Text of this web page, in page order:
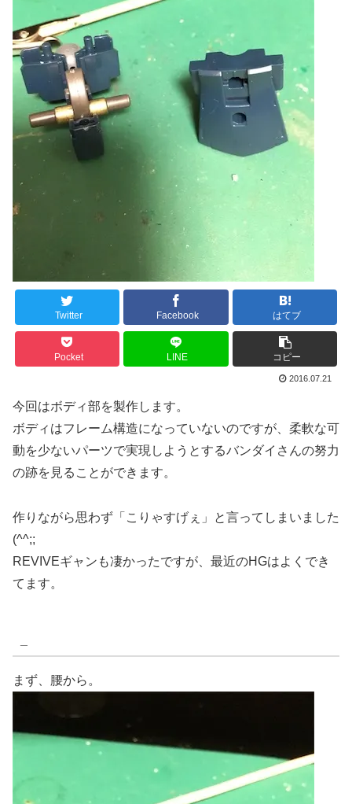
Twitter Facebook はてブ
Pocket LINE コピー
2016.07.21
今回はボディ部を製作します。
ボディはフレーム構造になっていないのですが、柔軟な可
動を少ないパーツで実現しようとするバンダイさんの努力
の跡を見ることができます。
作りながら思わず「こりゃすげぇ」と言ってしまいました
(^^;;
REVIVEギャンも凄かったですが、最近のHGはよくでき
てます。
まず、腰から。